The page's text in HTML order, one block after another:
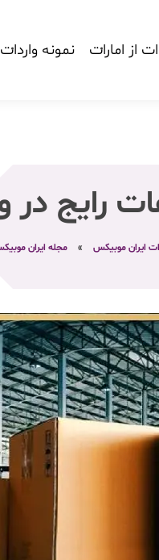
از امارات نمونه واردات
رایج
ایران موبیکس » مجله ایران